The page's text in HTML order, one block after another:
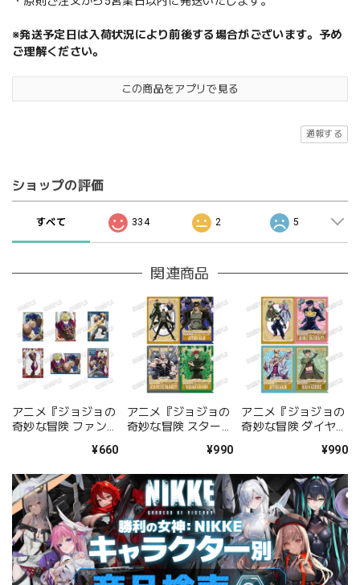
※発送予定日は入荷状況により前後する場合がございます。予め
ご理解ください。
この商品をアプリで見る
通報する
ショップの評価
すべて 334 2 5
関連商品
アニメ『ジョジョの
奇妙な冒険 ファント
ろしブロマイドセッ
¥660
アニメ『ジョジョの
奇妙な冒険 スターダ
ス』 描き下ろしクリ
【AM2026】
¥990
アニメ『ジョジョの
奇妙な冒険 ダイヤモ
き下ろしクリアファ
【AM2026】
¥990